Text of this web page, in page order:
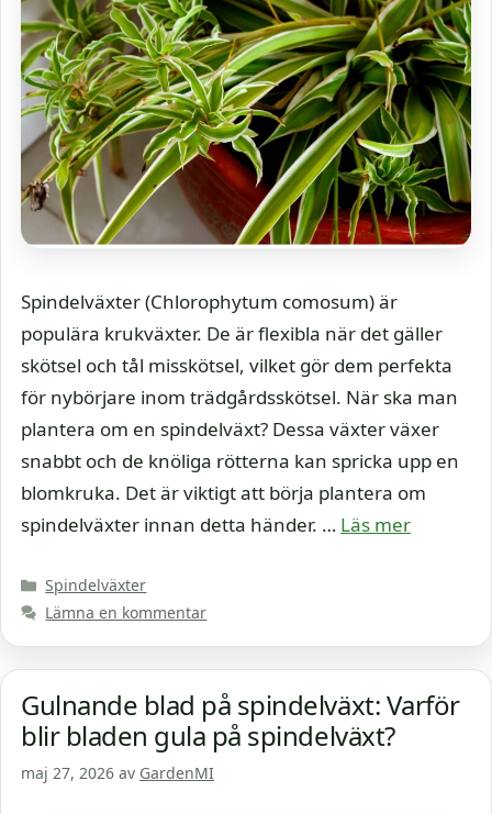
Spindelväxter (Chlorophytum comosum) är
populära krukväxter. De är flexibla när det gäller
skötsel och tål misskötsel, vilket gör dem perfekta
för nybörjare inom trädgårdsskötsel. När ska man
plantera om en spindelväxt? Dessa växter växer
snabbt och de knöliga rötterna kan spricka upp en
blomkruka. Det är viktigt att börja plantera om
spindelväxter innan detta händer. … Läs mer
Kategorier
Spindelväxter
Lämna en kommentar
Gulnande blad på spindelväxt: Varför
blir bladen gula på spindelväxt?
maj 27, 2026 av GardenMI